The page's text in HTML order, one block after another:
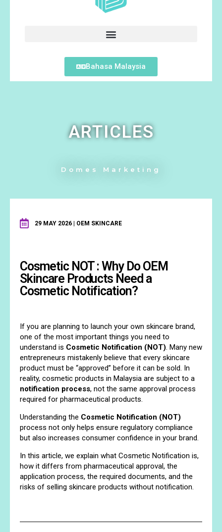
Bahasa Malaysia
ARTICLES
Domes Marketing
29 MAY 2026 | OEM SKINCARE
Cosmetic NOT : Why Do OEM
Skincare Products Need a
Cosmetic Notification?
If you are planning to launch your own skincare brand,
one of the most important things you need to
understand is Cosmetic Notification (NOT). Many new
entrepreneurs mistakenly believe that every skincare
product must be “approved” before it can be sold. In
reality, cosmetic products in Malaysia are subject to a
notification process, not the same approval process
required for pharmaceutical products.
Understanding the Cosmetic Notification (NOT)
process not only helps ensure regulatory compliance
but also increases consumer confidence in your brand.
In this article, we explain what Cosmetic Notification is,
how it differs from pharmaceutical approval, the
application process, the required documents, and the
risks of selling skincare products without notification.